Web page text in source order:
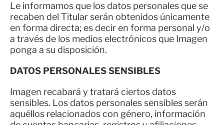
Le informamos que los datos personales que se
recaben del Titular serán obtenidos únicamente
en forma directa; es decir en forma personal y/o
a través de los medios electrónicos que Imagen
ponga a su disposición.
DATOS PERSONALES SENSIBLES
Imagen recabará y tratará ciertos datos
sensibles. Los datos personales sensibles serán
aquéllos relacionados con género, información